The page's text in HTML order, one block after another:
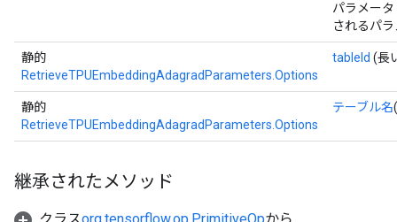
パラメー
されるパ
静的
RetrieveTPUEmbeddingAdagradParameters.Options
tableId (長
静的
RetrieveTPUEmbeddingAdagradParameters.Options
テーブル名
継承されたメソッド